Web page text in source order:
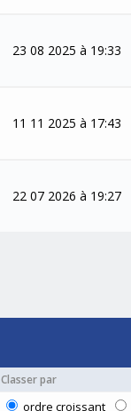
23 08 2025 à 19:33
11 11 2025 à 17:43
22 07 2026 à 19:27
Classer par
ordre croissant